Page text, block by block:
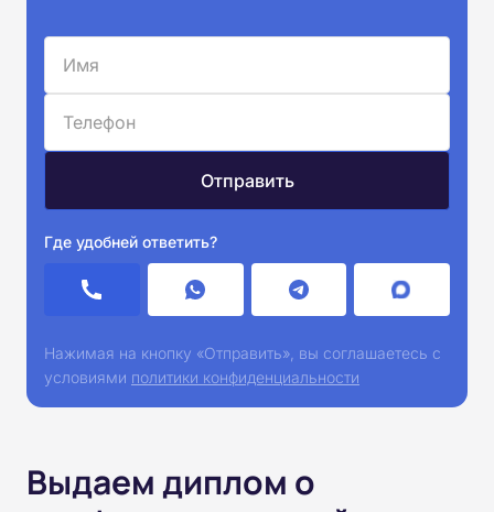
Где удобней ответить?
Нажимая на кнопку «Отправить», вы соглашаетесь с
условиями политики конфиденциальности
Выдаем диплом о